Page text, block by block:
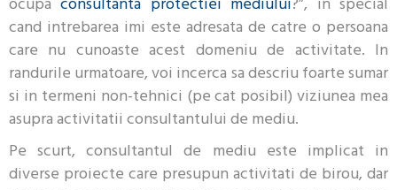
ocupaconsultanta protectiei mediului?”, in special
cand intrebarea imi este adresata de catre o persoana
care nu cunoaste acest domeniu de activitate. In
randurile urmatoare, voi incerca sa descriu foarte sumar
si in termeni non-tehnici (pe cat posibil) viziunea mea
asupra activitatii consultantului de mediu.
Pe scurt, consultantul de mediu este implicat in
diverse proiecte care presupun activitati de birou, dar